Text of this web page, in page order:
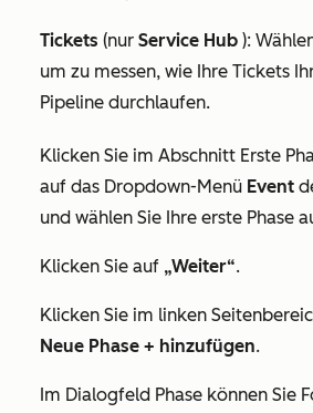
Tickets (nur Service Hub ):
um zu messen, wie Ihre Tickets
Pipeline durchlaufen.
Klicken Sie im Abschnitt Erste
auf das Dropdown-Menü Event
und wählen Sie Ihre erste Phase
Klicken Sie auf „Weiter“.
Klicken Sie im linken
Neue Phase + hinzufügen.
Im Dialogfeld Phase können Sie